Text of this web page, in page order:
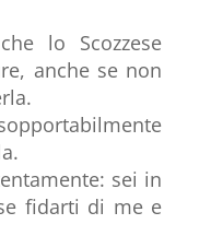
lo Scozzese
anche se non
sei in
fidarti di me e